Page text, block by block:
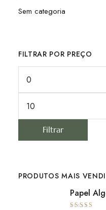
Sem categoria
FILTRAR POR PREÇO
Filtrar
PRODUTOS MAIS
Papel